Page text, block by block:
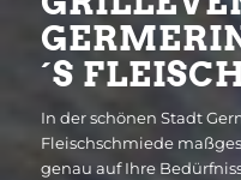
´S
In der schönen Stadt
Fleischschmiede
genau auf Ihre